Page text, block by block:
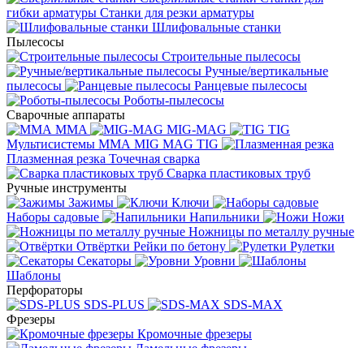
гибки арматуры Станки для резки арматуры
Шлифовальные станки
Пылесосы
Строительные пылесосы
Ручные/вертикальные
пылесосы
Ранцевые пылесосы
Роботы-пылесосы
Сварочные аппараты
MMA
MIG-MAG
TIG
Мультисистемы ММА MIG MAG TIG
Плазменная резка Точечная сварка
Cварка пластиковых труб
Ручные инструменты
Зажимы
Ключи
Наборы садовые
Напильники
Ножи
Ножницы по металлу ручные
Отвёртки Рейки по бетону
Рулетки
Секаторы
Уровни
Шаблоны
Перфораторы
SDS-PLUS
SDS-MAX
Фрезеры
Кромочные фрезеры